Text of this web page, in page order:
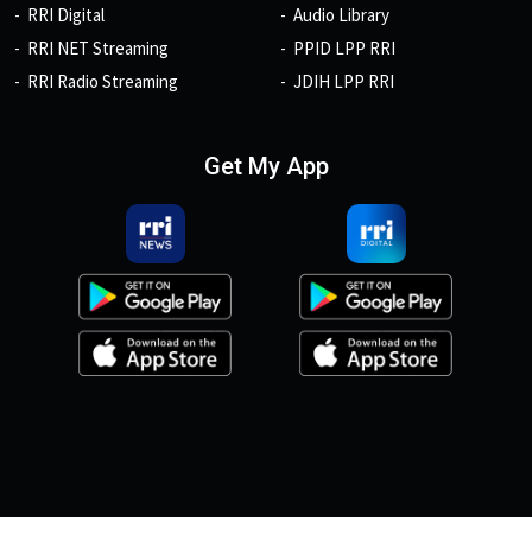
RRI Digital
RRI NET Streaming
RRI Radio Streaming
Audio Library
PPID LPP RRI
JDIH LPP RRI
Get My App